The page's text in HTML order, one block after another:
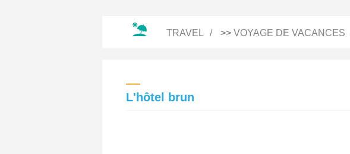
TRAVEL >> VOYAGE DE VACANCES
L'hôtel brun